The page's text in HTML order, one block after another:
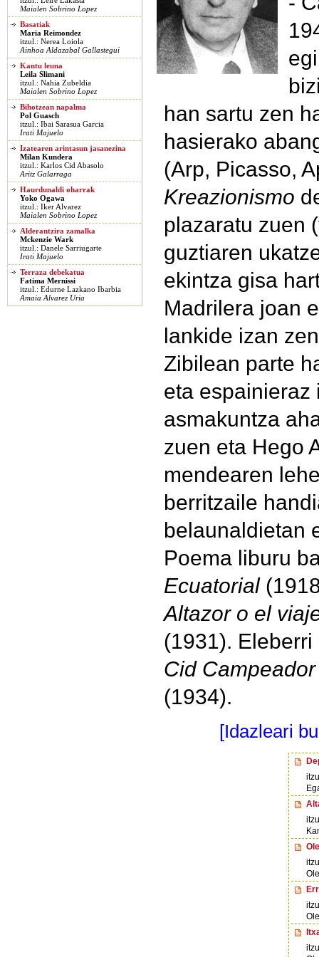
han sartu zen
hasierako
(Arp, Picasso,
Kreazionismo
plazaratu zuen
guztiaren
ekintza gisa
Madrilera joan
lankide izan
Zibilean parte
eta espainieraz
asmakuntza
zuen eta Hego
mendearen
berritzaile
belaunaldietan
Poema liburu
Ecuatorial
Altazor o el
(1931).
Cid Campeador
(1934).
[Idazleari
Maialen Sobrino Lopez
Basatiak
Maria Reimondez
itzul.: Nerea Loiola
Ainhoa Aldazabal Gallastegui
Kantu leuna
Leila Slimani
itzul.: Nahia Zubeldia
Maialen Sobrino Lopez
Bihotzean napalma
Pol Guasch
itzul.: Ibai Sarasua Garcia
Irati Majuelo
Izatearen arintasun jasanezina
Milan Kundera
itzul.: Karlos Cid Abasolo
Aritz Galarraga
Haurdunaldi oharrak
Yoko Ogawa
itzul.: Iker Alvarez
Maialen Sobrino Lopez
Alderantzira zamalka
Mckenzie Wark
itzul.: Danele Sarriugarte
Irati Majuelo
Terraza debekatua
Fatima Mernissi
itzul.: Edurne Lazkano Ibarbia
Amaia Alvarez Uria